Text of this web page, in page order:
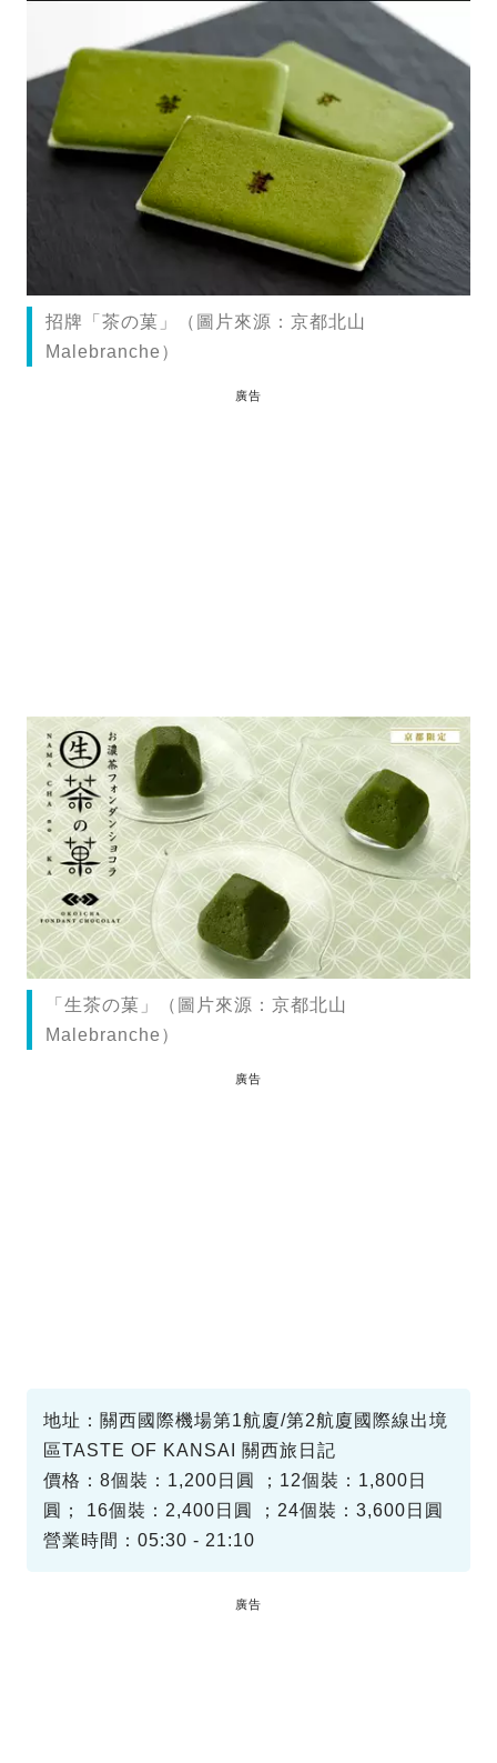
招牌「茶の菓」（圖片來源：京都北山
Malebranche）
廣告
「生茶の菓」（圖片來源：京都北山
Malebranche）
廣告
地址：關西國際機場第1航廈/第2航廈國際線出境
區TASTE OF KANSAI 關西旅日記
價格：8個裝：1,200日圓 ；12個裝：1,800日
圓； 16個裝：2,400日圓 ；24個裝：3,600日圓
營業時間：05:30 - 21:10
廣告